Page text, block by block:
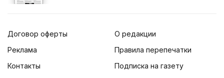
Договор оферты
Реклама
Контакты
О редакции
Правила перепечатки
Подписка на газету